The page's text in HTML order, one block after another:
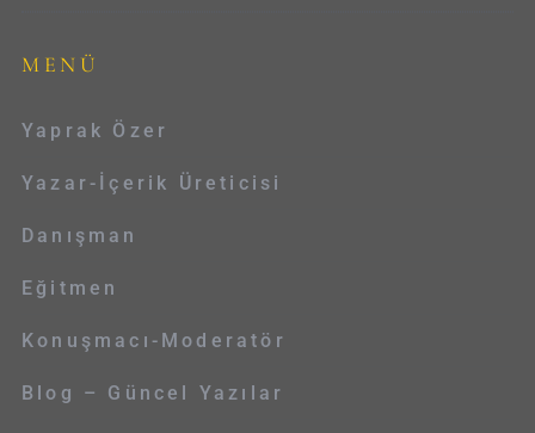
MENÜ
Yaprak Özer
Yazar-İçerik Üreticisi
Danışman
Eğitmen
Konuşmacı-Moderatör
Blog – Güncel Yazılar